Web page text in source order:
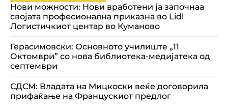
Нови можности: Нови вработени ја започнаа
својата професионална приказна во Lidl
Логистичкиот центар во Куманово
Герасимовски: Основното училиште „11
Октомври” со нова библиотека-медијатека од
септември
СДСМ: Владата на Мицкоски веќе договорила
прифаќање на Францускиот предлог